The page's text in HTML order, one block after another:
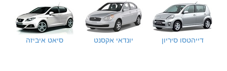
דייהטסו סיריון יונדאי אקסנט סיאט איביזה